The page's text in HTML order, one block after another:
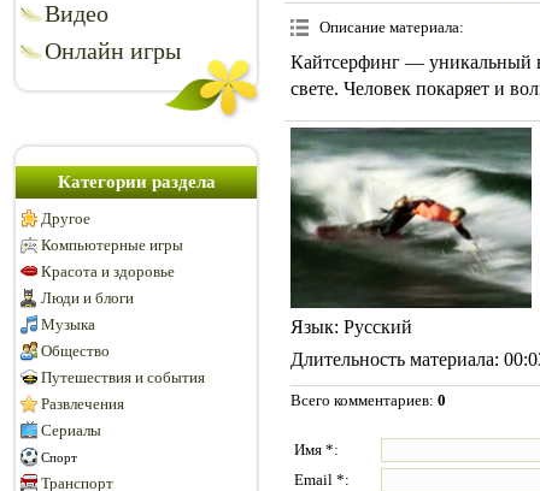
Видео
Онлайн игры
Категории раздела
Другое
Компьютерные игры
Красота и здоровье
Люди и блоги
Музыка
Общество
Путешествия и события
Развлечения
Сериалы
Спорт
Транспорт
Описание материала:
Кайтсерфинг — уникальный
свете. Человек покаряет и
Язык: Русский
Длительность материала:
Всего комментариев: 0
Имя *:
Email *: